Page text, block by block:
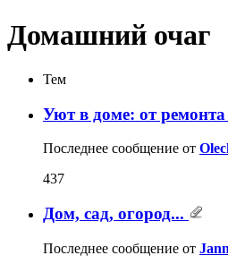
Домашний очаг
Тем
Уют в доме: от ремонта
Последнее сообщение от
437
Дом, сад, огород...
Последнее сообщение от